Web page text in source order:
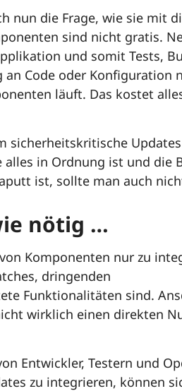
nun die Frage, wie sie mit
sind nicht gratis.
und somit Tests,
Code oder Konfiguration
läuft. Das kostet
sicherheitskritische
in Ordnung ist und die
ist, sollte man auch
nötig …
Komponenten nur zu
dringenden
Funktionalitäten sind.
wirklich einen direkten
Entwickler, Testern und
zu integrieren, können